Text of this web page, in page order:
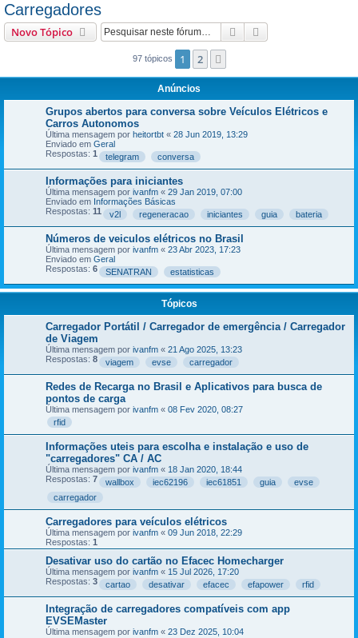
Carregadores
Novo Tópico Pesquisar
97 tópicos 1 2
Anúncios
Grupos abertos para conversa sobre Veículos Elétricos e
Carros Autonomos
Última mensagem por heitortbt « 28 Jun 2019, 13:29
Enviado em Geral
Respostas: 1 telegram conversa
Informações para iniciantes
Última mensagem por ivanfm « 29 Jan 2019, 07:00
Enviado em Informações Básicas
Respostas: 11 v2l regeneracao iniciantes guia bateria
Números de veiculos elétricos no Brasil
Última mensagem por ivanfm « 23 Abr 2023, 17:23
Enviado em Geral
Respostas: 6 SENATRAN estatisticas
Tópicos
Carregador Portátil / Carregador de emergência / Carregador
de Viagem
Última mensagem por ivanfm « 21 Ago 2025, 13:23
Respostas: 8 viagem evse carregador
Redes de Recarga no Brasil e Aplicativos para busca de
pontos de carga
Última mensagem por ivanfm « 08 Fev 2020, 08:27
rfid
Informações uteis para escolha e instalação e uso de
"carregadores" CA / AC
Última mensagem por ivanfm « 18 Jan 2020, 18:44
Respostas: 7 wallbox iec62196 iec61851 guia
evse
carregador
Carregadores para veículos elétricos
Última mensagem por ivanfm « 09 Jun 2018, 22:29
Respostas: 1
Desativar uso do cartão no Efacec Homecharger
Última mensagem por ivanfm « 15 Jul 2026, 17:20
Respostas: 3 cartao desativar efacec efapower rfid
Integração de carregadores compatíveis com app
EVSEMaster
Última mensagem por ivanfm « 23 Dez 2025, 10:04